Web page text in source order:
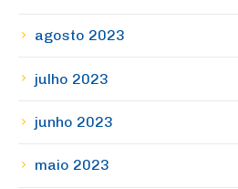
agosto 2023
julho 2023
junho 2023
maio 2023